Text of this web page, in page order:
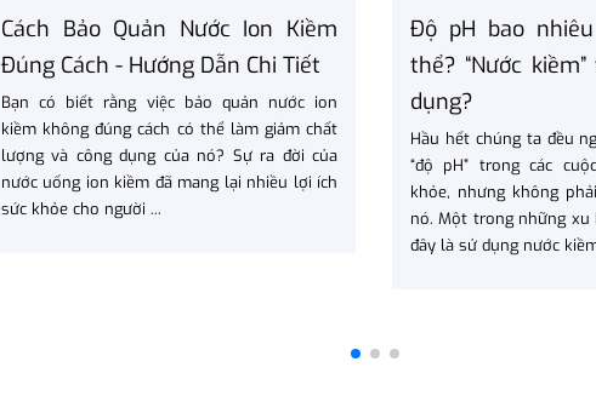
Cách Bảo Quản Nước Ion Kiềm
Đúng Cách - Hướng Dẫn Chi Tiết
Bạn có biết rằng việc bảo quản nước ion
kiềm không đúng cách có thể làm giảm chất
lượng và công dụng của nó? Sự ra đời của
nước uống ion kiềm đã mang lại nhiều lợi ích
sức khỏe cho người ...
Độ pH bao
thể? “Nước
dụng?
Hầu hết chúng ta đều
“độ pH” trong các
khỏe, nhưng không
nó. Một trong những xu
đây là sử dụng nước